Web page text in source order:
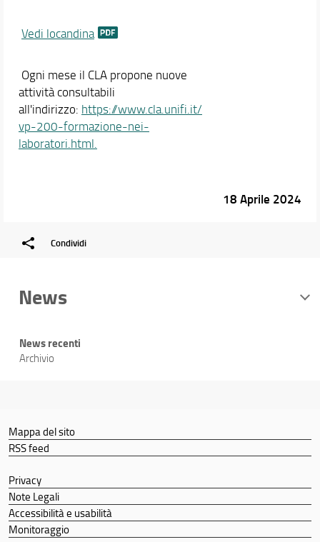
Vedi locandina
Ogni mese il CLA propone nuove
attività consultabili
all'indirizzo: https://www.cla.unifi.it/
vp-200-formazione-nei-
laboratori.html.
18 Aprile 2024
Condividi
News
News recenti
Archivio
Mappa del sito
RSS feed
Privacy
Note Legali
Accessibilità e usabilità
Monitoraggio